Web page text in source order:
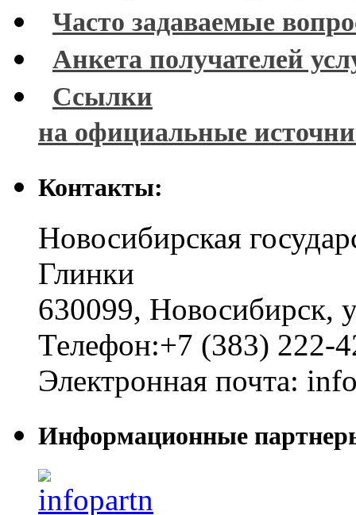
Часто задаваемые
Анкета получателей
Ссылки
на официальные
Контакты:
Новосибирская
Глинки
630099, Новосибирск,
Телефон:+7 (383) 222-
Электронная почта:
Информационные